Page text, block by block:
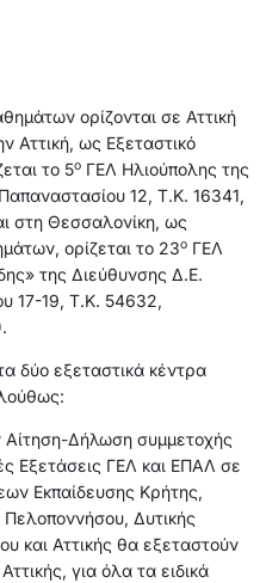
ορίζονται σε Αττική
Αττική, ως Εξεταστικό
το 5οΓΕΛ Ηλιούπολης της
12, Τ.Κ. 16341,
στη Θεσσαλονίκη, ως
ορίζεται το 23οΓΕΛ
της Διεύθυνσης Δ.Ε.
17-19, Τ.Κ. 54632,
δύο εξεταστικά κέντρα
Δήλωση συμμετοχής
Εξετάσεις ΓΕΛ και ΕΠΑΛ σε
Εκπαίδευσης Κρήτης,
Πελοποννήσου, Δυτικής
και Αττικής θα εξεταστούν
για όλα τα ειδικά